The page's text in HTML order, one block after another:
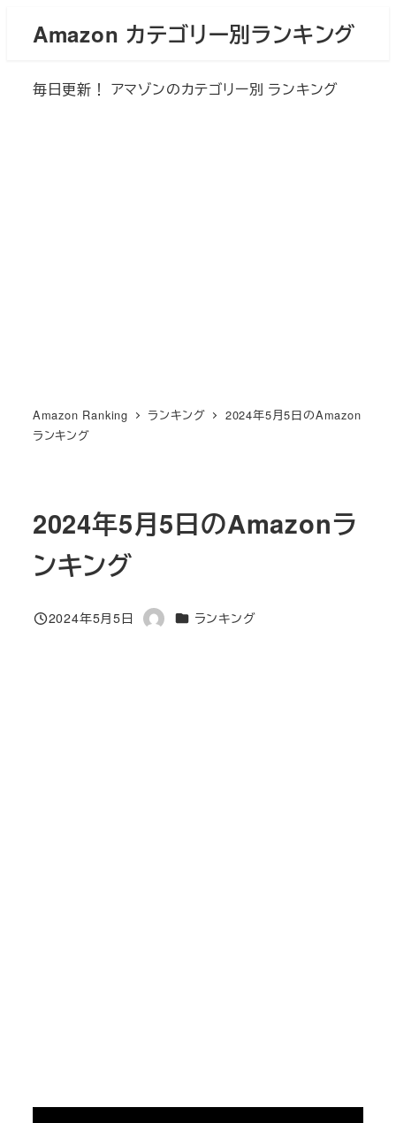
Amazon カテゴリー別ランキング
毎日更新！ アマゾンのカテゴリー別 ランキング
Amazon Ranking ランキング
2024年5月5日のAmazon
ランキング
2024年5月5日のAmazonラ
ンキング
投稿日
2024年5月5日
著
カテゴリー
ランキング